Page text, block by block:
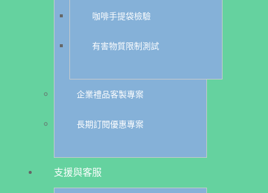
咖啡手提袋檢驗
有害物質限制測試
企業禮品客製專案
長期訂閱優惠專案
支援與客服